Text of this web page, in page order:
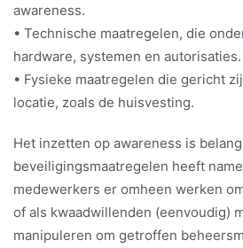
awareness.
• Technische maatregelen, die
hardware, systemen en autorisaties.
• Fysieke maatregelen die gericht
locatie, zoals de huisvesting.
Het inzetten op awareness is
beveiligingsmaatregelen heeft
medewerkers er omheen werken
of als kwaadwillenden (eenvoudig)
manipuleren om getroffen